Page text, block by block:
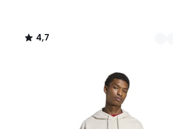
4,7
/